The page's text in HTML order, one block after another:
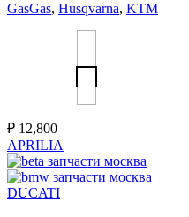
GasGas, Husqvarna, KTM
₽ 12,800
APRILIA
DUCATI